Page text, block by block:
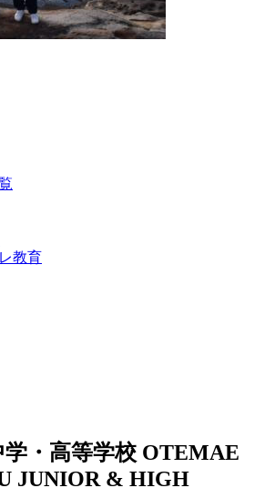
教育
・高等学校 OTEMAE
JUNIOR & HIGH